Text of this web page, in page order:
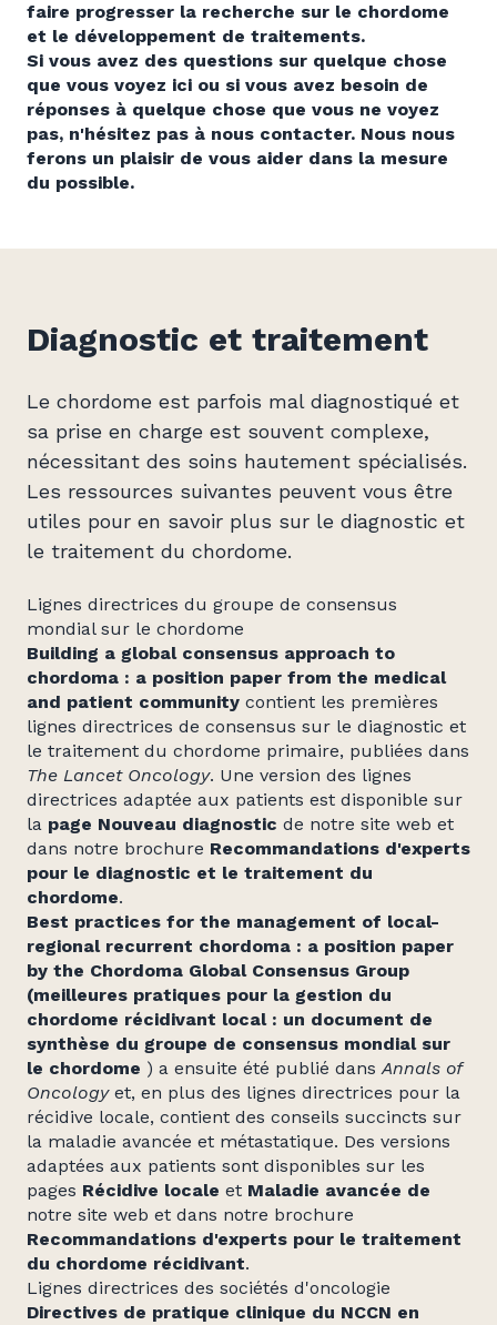
faire progresser la recherche sur le chordome
et le développement de traitements.
Si vous avez des questions sur quelque chose
que vous voyez ici ou si vous avez besoin de
réponses à quelque chose que vous ne voyez
pas, n'hésitez pas à nous contacter. Nous nous
ferons un plaisir de vous aider dans la mesure
du possible.
Diagnostic et traitement
Le chordome est parfois mal diagnostiqué et
sa prise en charge est souvent complexe,
nécessitant des soins hautement spécialisés.
Les ressources suivantes peuvent vous être
utiles pour en savoir plus sur le diagnostic et
le traitement du chordome.
Lignes directrices du groupe de consensus
mondial sur le chordome
Building a global consensus approach to
chordoma : a position paper from the medical
and patient community contient les premières
lignes directrices de consensus sur le diagnostic et
le traitement du chordome primaire, publiées dans
The Lancet Oncology. Une version des lignes
directrices adaptée aux patients est disponible sur
la page Nouveau diagnostic de notre site web et
dans notre brochure Recommandations d'experts
pour le diagnostic et le traitement du
chordome.
Best practices for the management of local-
regional recurrent chordoma : a position paper
by the Chordoma Global Consensus Group
(meilleures pratiques pour la gestion du
chordome récidivant local : un document de
synthèse du groupe de consensus mondial sur
le chordome ) a ensuite été publié dansAnnals of
Oncologyet, en plus des lignes directrices pour la
récidive locale, contient des conseils succincts sur
la maladie avancée et métastatique. Des versions
adaptées aux patients sont disponibles sur les
pages Récidive locale et Maladie avancée de
notre site web et dans notre brochure
Recommandations d'experts pour le traitement
du chordome récidivant.
Lignes directrices des sociétés d'oncologie
Directives de pratique clinique du NCCN en